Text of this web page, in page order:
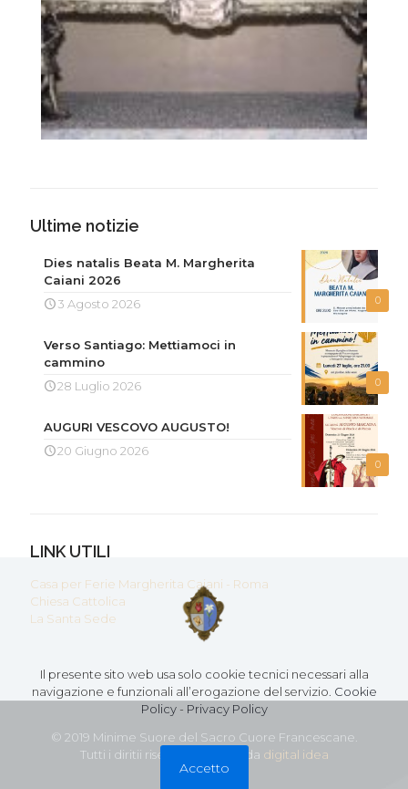
Ultime notizie
0
Dies natalis Beata M. Margherita
Caiani 2026
3 Agosto 2026
0
Verso Santiago: Mettiamoci in
cammino
28 Luglio 2026
0
AUGURI VESCOVO AUGUSTO!
20 Giugno 2026
LINK UTILI
Casa per Ferie Margherita Caiani - Roma
Chiesa Cattolica
La Santa Sede
© 2019 Minime Suore del Sacro Cuore Francescane.
Tutti i diritii riservati - Creato da digital idea
Il presente sito web usa solo cookie tecnici necessari alla
navigazione e funzionali all’erogazione del servizio. Cookie
Policy- Privacy Policy
Accetto